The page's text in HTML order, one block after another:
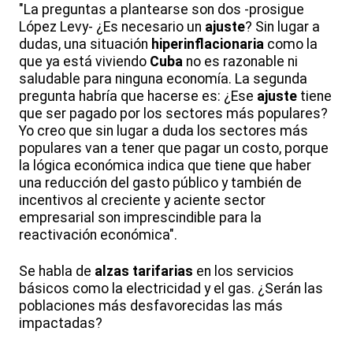
"La preguntas a plantearse son dos -prosigue
López Levy- ¿Es necesario un ajuste? Sin lugar a
dudas, una situación hiperinflacionaria como la
que ya está viviendo Cuba no es razonable ni
saludable para ninguna economía. La segunda
pregunta habría que hacerse es: ¿Ese ajuste tiene
que ser pagado por los sectores más populares?
Yo creo que sin lugar a duda los sectores más
populares van a tener que pagar un costo, porque
la lógica económica indica que tiene que haber
una reducción del gasto público y también de
incentivos al creciente y aciente sector
empresarial son imprescindible para la
reactivación económica".
Se habla de alzas tarifarias en los servicios
básicos como la electricidad y el gas. ¿Serán las
poblaciones más desfavorecidas las más
impactadas?